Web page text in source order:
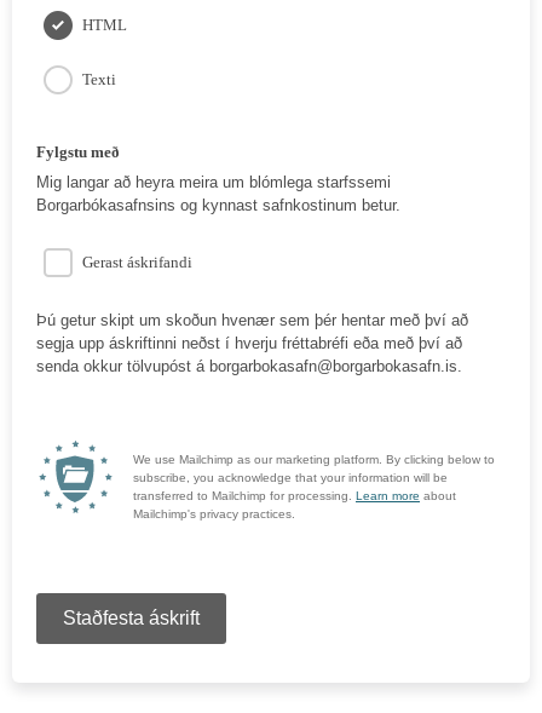
HTML
Texti
Fylgstu með
Mig langar að heyra meira um blómlega starfssemi
Borgarbókasafnsins og kynnast safnkostinum betur.
Gerast áskrifandi
Þú getur skipt um skoðun hvenær sem þér hentar með því að
segja upp áskriftinni neðst í hverju fréttabréfi eða með því að
senda okkur tölvupóst á borgarbokasafn@borgarbokasafn.is.
We use Mailchimp as our marketing platform. By clicking below to
subscribe, you acknowledge that your information will be
transferred to Mailchimp for processing. Learn more about
Mailchimp's privacy practices.